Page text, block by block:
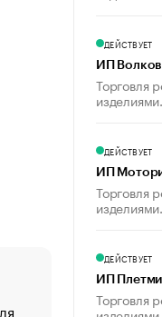
«От спорта
ДЕЙСТВУЕТ
ИП
Торговля
ДЕЙСТВУЕТ
ИП
Торговля
ДЕЙСТВУЕТ
ИП
Торговля